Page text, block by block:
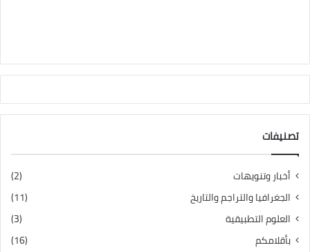
تصنيفات
أخبار وتنويهات
(2)
الجغرافيا والتراجم والتاريخ
(11)
العلوم التطبيقية
(3)
بأقلامكم
(16)